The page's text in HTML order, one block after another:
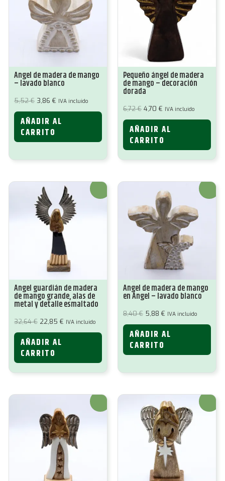
Ángel de madera de mango
– lavado blanco
5,52€ El
original
era:
5,52 €.
3,86 € El
actual
es:
3,86 €.
IVA incluido
AÑADIR AL
CARRITO
Pequeño ángel de madera
de mango – decoración
dorada
6,72€ El
original
era:
6,72 €.
4,70 € El
actual
es:
4,70 €.
IVA incluido
AÑADIR AL
CARRITO
¡Oferta!
Ángel guardián de madera
de mango grande, alas de
metal y detalle esmaltado
32,64€ El
original
era:
32,64 €.
22,85 € El
actual
IVA incluido
AÑADIR AL
CARRITO
¡Oferta!
Ángel de madera de mango
en Ángel – lavado blanco
8,40€ El
original
era:
8,40 €.
5,88 € El
actual
es:
5,88 €.
IVA incluido
AÑADIR AL
CARRITO
¡Oferta! ¡Oferta!